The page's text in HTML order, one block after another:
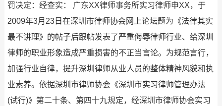
罚决定：经查实： 广东XX律师事务所实习律师申XX，于
2009年3月23日在深圳市律师协会网上论坛题为《法律其实
最不讲理》的帖子后跟帖发表了严重侮辱律师行业、给深圳
律师的职业形象造成严重损害的不正当言论。为规范言行，
加强行业自律，提升深圳律师从业人员的整体精神风貌和执
业素养。依据深圳市律师协会《深圳市实习律师管理办法
(试行)》第二十条、第四十九规定，经深圳市律师协会实习